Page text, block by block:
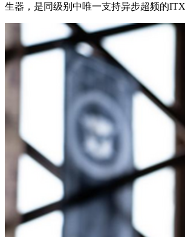
生器，是同级别中唯一支持异步超频的ITX